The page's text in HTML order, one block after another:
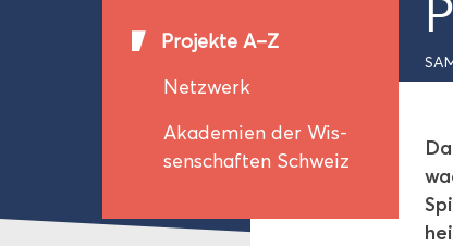
Pro­jek­te A–Z
Netz­werk
Aka­de­mien der Wis­
sen­schaf­ten Schweiz